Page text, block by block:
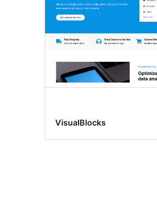
VisualBlocks